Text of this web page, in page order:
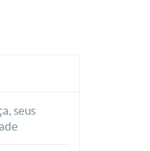
seus